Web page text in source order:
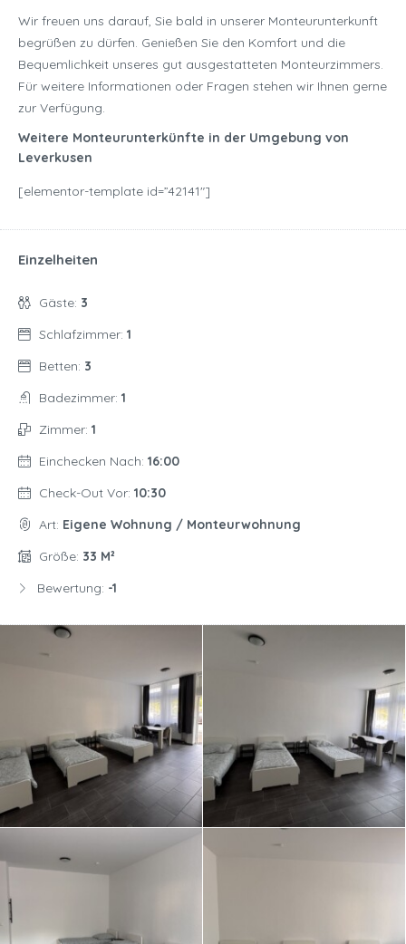
Wir freuen uns darauf, Sie bald in unserer Monteurunterkunft
begrüßen zu dürfen. Genießen Sie den Komfort und die
Bequemlichkeit unseres gut ausgestatteten Monteurzimmers.
Für weitere Informationen oder Fragen stehen wir Ihnen gerne
zur Verfügung.
Weitere Monteurunterkünfte in der Umgebung von
Leverkusen
[elementor-template id=”42141″]
Einzelheiten
Gäste: 3
Schlafzimmer: 1
Betten: 3
Badezimmer: 1
Zimmer: 1
Einchecken Nach: 16:00
Check-Out Vor: 10:30
Art: Eigene Wohnung / Monteurwohnung
Größe: 33 M²
Bewertung: -1